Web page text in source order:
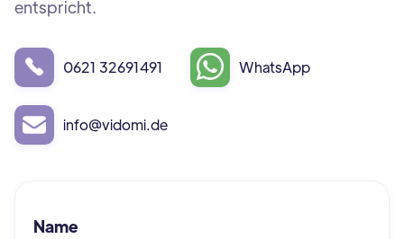
entspricht.
0621 32691491 WhatsApp
info@vidomi.de
Name